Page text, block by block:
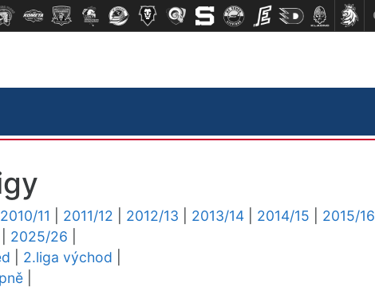
2010/11 2011/12 2012/13 2013/14 2014/15 2015/16
2025/26
2.liga východ